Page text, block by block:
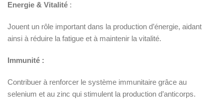
Energie & Vitalité :
Jouent un rôle important dans la production d’énergie, aidant
ainsi à réduire la fatigue et à maintenir la vitalité.
Immunité :
Contribuer à renforcer le système immunitaire grâce au
selenium et au zinc qui stimulent la production d’anticorps.